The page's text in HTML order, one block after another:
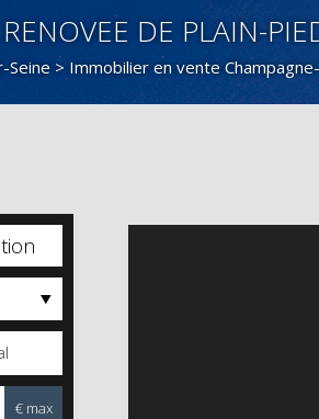
DE PLAIN-
Seine > Immobilier en vente
€ max